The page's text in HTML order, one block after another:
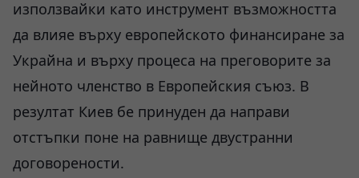
използвайки като инструмент възможността
да влияе върху европейското финансиране за
Украйна и върху процеса на преговорите за
нейното членство в Европейския съюз. В
резултат Киев бе принуден да направи
отстъпки поне на равнище двустранни
договорености.